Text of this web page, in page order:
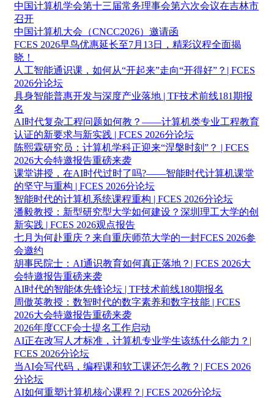
中国计算机学会第十三届常务理事会第六次会议在吉林市
召开
中国计算机大会（CNCC2026）邀请函
FCES 2026早鸟优惠延长至7月13日，精彩议程全面揭
晓！
人工智能通识课，如何从“开起来”走向“开得好”？| FCES
2026分论坛
具身智能普惠开发与深度产业落地 | TF技术前线181期报
名
AI时代复杂工程问题如何教？——计算机类专业工程教育
认证的新要求与新实践 | FCES 2026分论坛
陈熙霖研究员：计算机学科正迎来“涅槃时刻”？ | FCES
2026大会特邀报告重磅来袭
课堂讲授，在AI时代过时了吗?——智能时代计算机课堂
的坚守与重构 | FCES 2026分论坛
智能时代的计算机系统课程重构 | FCES 2026分论坛
潘毅教授：新型研究型大学如何建设？深圳理工大学的创
新实践 | FCES 2026观点报告
七月为何赴重庆？来自重庆师范大学的一封FCES 2026参
会邀约
胡事民院士：AI通识教育如何真正落地？| FCES 2026大
会特邀报告重磅来袭
AI时代的智能体先锋论坛 | TF技术前线180期报名
周傲英教授：数智时代的数字素养和数字技能 | FCES
2026大会特邀报告重磅来袭
2026年度CCF会士提名工作启动
AI正在改写人才标准，计算机专业学生该练什么能力？|
FCES 2026分论坛
当AI会写代码，编程课和软工课还怎么教？| FCES 2026
分论坛
AI如何重塑计算机核心课程？| FCES 2026分论坛